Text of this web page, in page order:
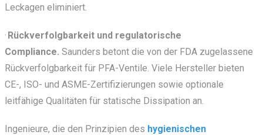
Leckagen eliminiert.
· Rückverfolgbarkeit und regulatorische
Compliance. Saunders betont die von der FDA zugelassene
Rückverfolgbarkeit für PFA-Ventile. Viele Hersteller bieten
CE-, ISO- und ASME-Zertifizierungen sowie optionale
leitfähige Qualitäten für statische Dissipation an.
Ingenieure, die den Prinzipien des hygienischen